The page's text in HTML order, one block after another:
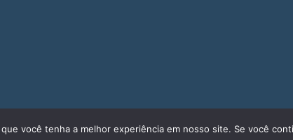
by ThemeZee.
você tenha a melhor experiência em nosso site. Se você